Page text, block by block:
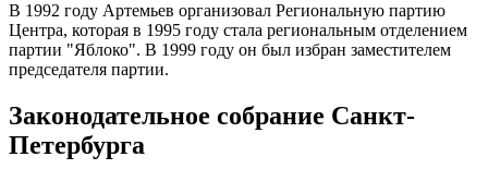
В 1992 году Артемьев организовал Региональную партию
Центра, которая в 1995 году стала региональным отделением
партии "Яблоко". В 1999 году он был избран заместителем
председателя партии.
Законодательное собрание Санкт-
Петербурга